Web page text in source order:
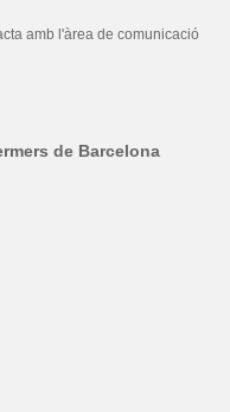
amb l'àrea de comunicació
de Barcelona